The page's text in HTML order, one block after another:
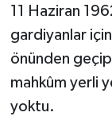
11 Haziran
gardiyanlar
önünden
mahkûm yerli
yoktu.